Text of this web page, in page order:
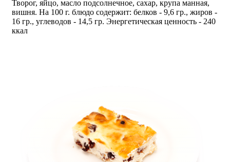
Творог, яйцо, масло подсолнечное, сахар, крупа манная,
вишня. На 100 г. блюдо содержит: белков - 9,6 гр., жиров -
16 гр., углеводов - 14,5 гр. Энергетическая ценность - 240
ккал